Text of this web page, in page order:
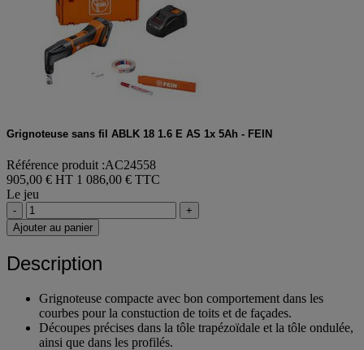
Grignoteuse sans fil ABLK 18 1.6 E AS 1x 5Ah - FEIN
Référence produit :AC24558
905,00 € HT 1 086,00 € TTC
Le jeu
-
+
Ajouter au panier
Description
Grignoteuse compacte avec bon comportement dans les
courbes pour la constuction de toits et de façades.
Découpes précises dans la tôle trapézoïdale et la tôle ondulée,
ainsi que dans les profilés.